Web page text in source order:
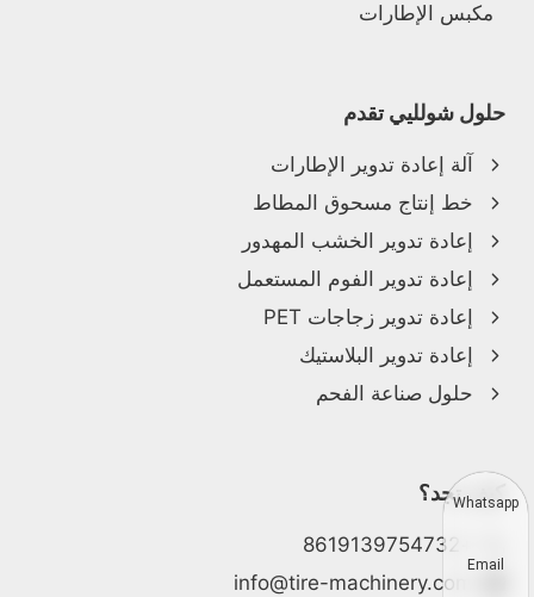
مكبس الإطارات
حلول شولليي تقدم
آلة إعادة تدوير الإطارات
خط إنتاج مسحوق المطاط
إعادة تدوير الخشب المهدور
إعادة تدوير الفوم المستعمل
إعادة تدوير زجاجات PET
إعادة تدوير البلاستيك
حلول صناعة الفحم
كيف تجد؟
info@tire-machinery.com
Whatsapp
Email